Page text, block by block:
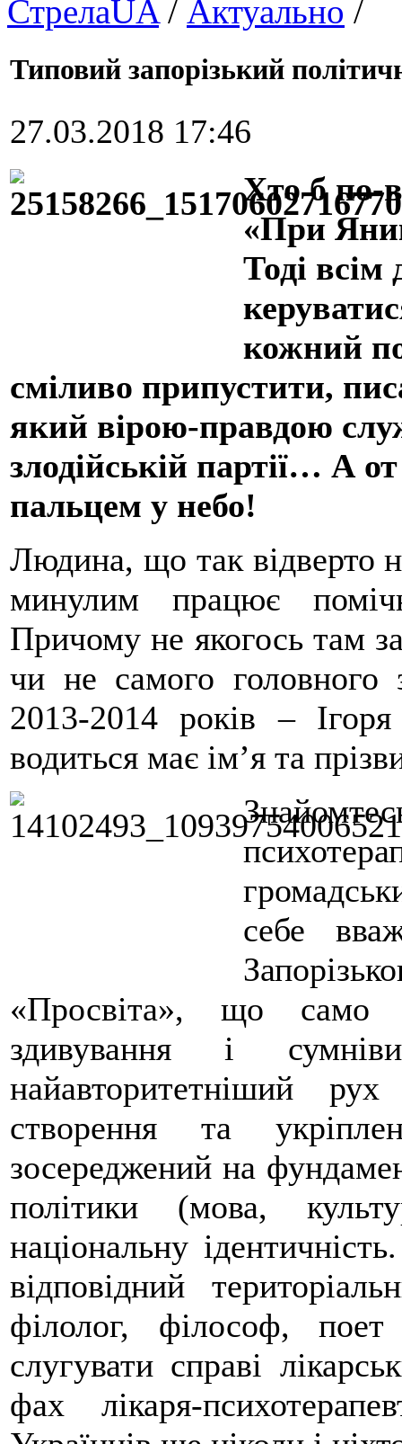
СтрелаUA/ Актуально /
Типовий запорізький
27.03.2018 17:46
Хто б по-
«При
Тоді всім
кожний
сміливо припустити,
який вірою-правдою
злодійській партії… А
пальцем у небо!
Людина, що так відверто
минулим працює
Причому не якогось там
чи не самого головного
2013-2014 років –
водиться має ім’я та
себе
«Просвіта», що само
здивування і
найавторитетніший
створення та
зосереджений на
політики (мова,
національну
відповідний
філолог, філософ,
слугувати справі
фах лікаря-